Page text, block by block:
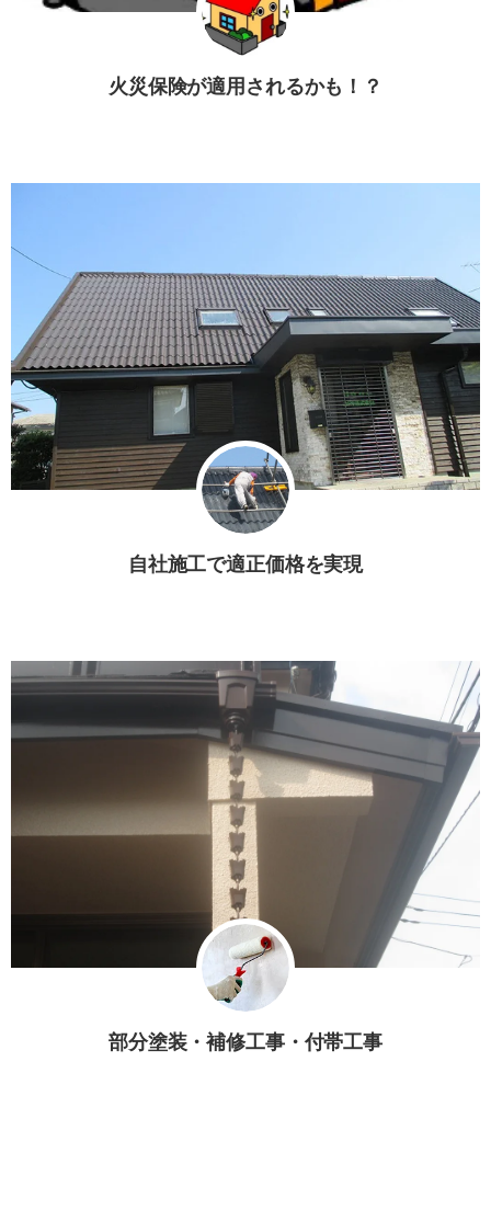
火災保険が適用されるかも！？
自社施工で適正価格を実現
部分塗装・補修工事・付帯工事